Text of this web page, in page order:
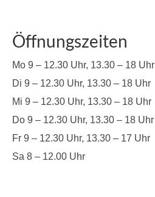
Öffnungszeiten
Mo 9 – 12.30 Uhr, 13.30 – 18 Uhr
Di 9 – 12.30 Uhr, 13.30 – 18 Uhr
Mi 9 – 12.30 Uhr, 13.30 – 18 Uhr
Do 9 – 12.30 Uhr, 13.30 – 18 Uhr
Fr 9 – 12.30 Uhr, 13.30 – 17 Uhr
Sa 8 – 12.00 Uhr